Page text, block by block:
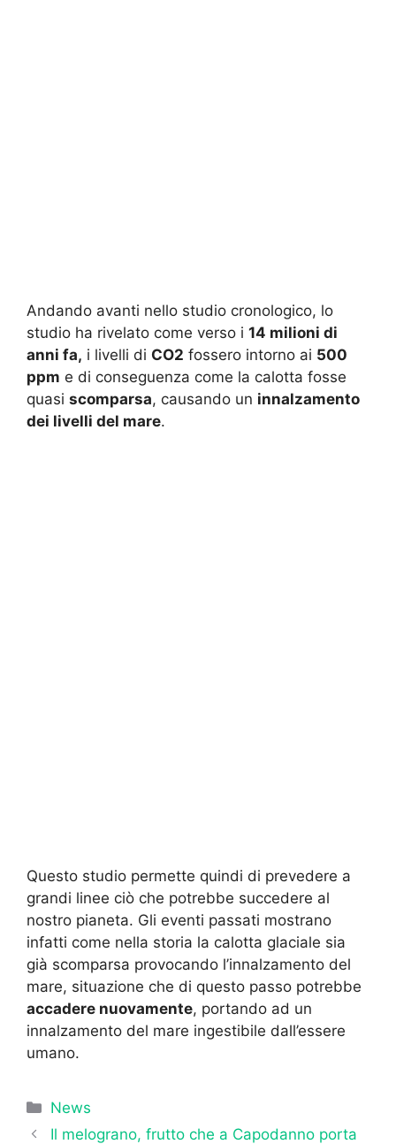
Andando avanti nello studio cronologico, lo
studio ha rivelato come verso i 14 milioni di
anni fa, i livelli di CO2 fossero intorno ai 500
ppm e di conseguenza come la calotta fosse
quasi scomparsa, causando un innalzamento
dei livelli del mare.
Questo studio permette quindi di prevedere a
grandi linee ciò che potrebbe succedere al
nostro pianeta. Gli eventi passati mostrano
infatti come nella storia la calotta glaciale sia
già scomparsa provocando l’innalzamento del
mare, situazione che di questo passo potrebbe
accadere nuovamente, portando ad un
innalzamento del mare ingestibile dall’essere
umano.
Categorie
News
Il melograno, frutto che a Capodanno porta